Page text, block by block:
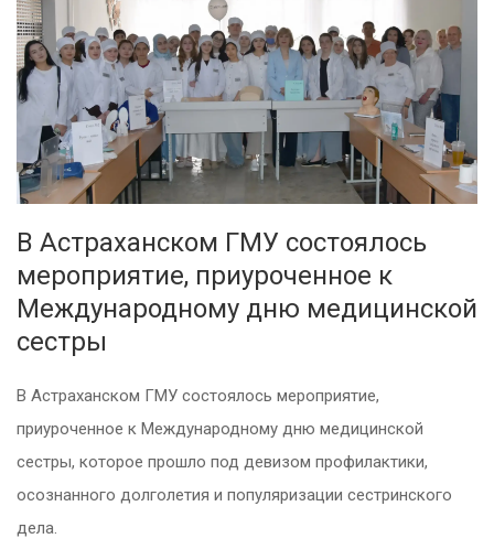
В Астраханском ГМУ состоялось
мероприятие, приуроченное к
Международному дню медицинской
сестры
В Астраханском ГМУ состоялось мероприятие,
приуроченное к Международному дню медицинской
сестры, которое прошло под девизом профилактики,
осознанного долголетия и популяризации сестринского
дела.